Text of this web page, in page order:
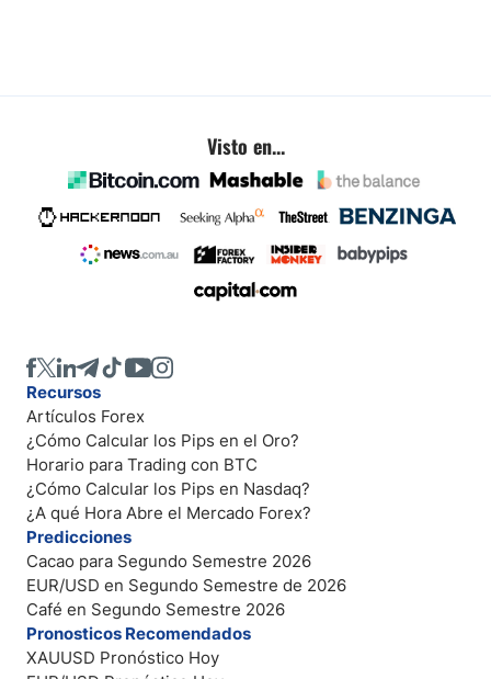
Visto en...
Recursos
Artículos Forex
¿Cómo Calcular los Pips en el Oro?
Horario para Trading con BTC
¿Cómo Calcular los Pips en Nasdaq?
¿A qué Hora Abre el Mercado Forex?
Predicciones
Cacao para Segundo Semestre 2026
EUR/USD en Segundo Semestre de 2026
Café en Segundo Semestre 2026
Pronosticos Recomendados
XAUUSD Pronóstico Hoy